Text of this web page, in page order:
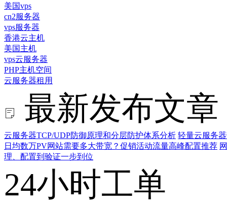
美国vps
cn2服务器
vps服务器
香港云主机
美国主机
vps云服务器
PHP主机空间
云服务器租用
最新发布文章
云服务器TCP/UDP防御原理和分层防护体系分析 轻量云服务
日均数万PV网站需要多大带宽？促销活动流量高峰配置推荐
理、配置到验证一步到位
24小时工单